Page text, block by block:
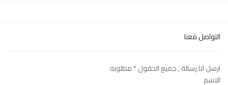
التواصل معنا
ارسل لنا رسالة , جميع الحقول*مطلوبه
الاسم